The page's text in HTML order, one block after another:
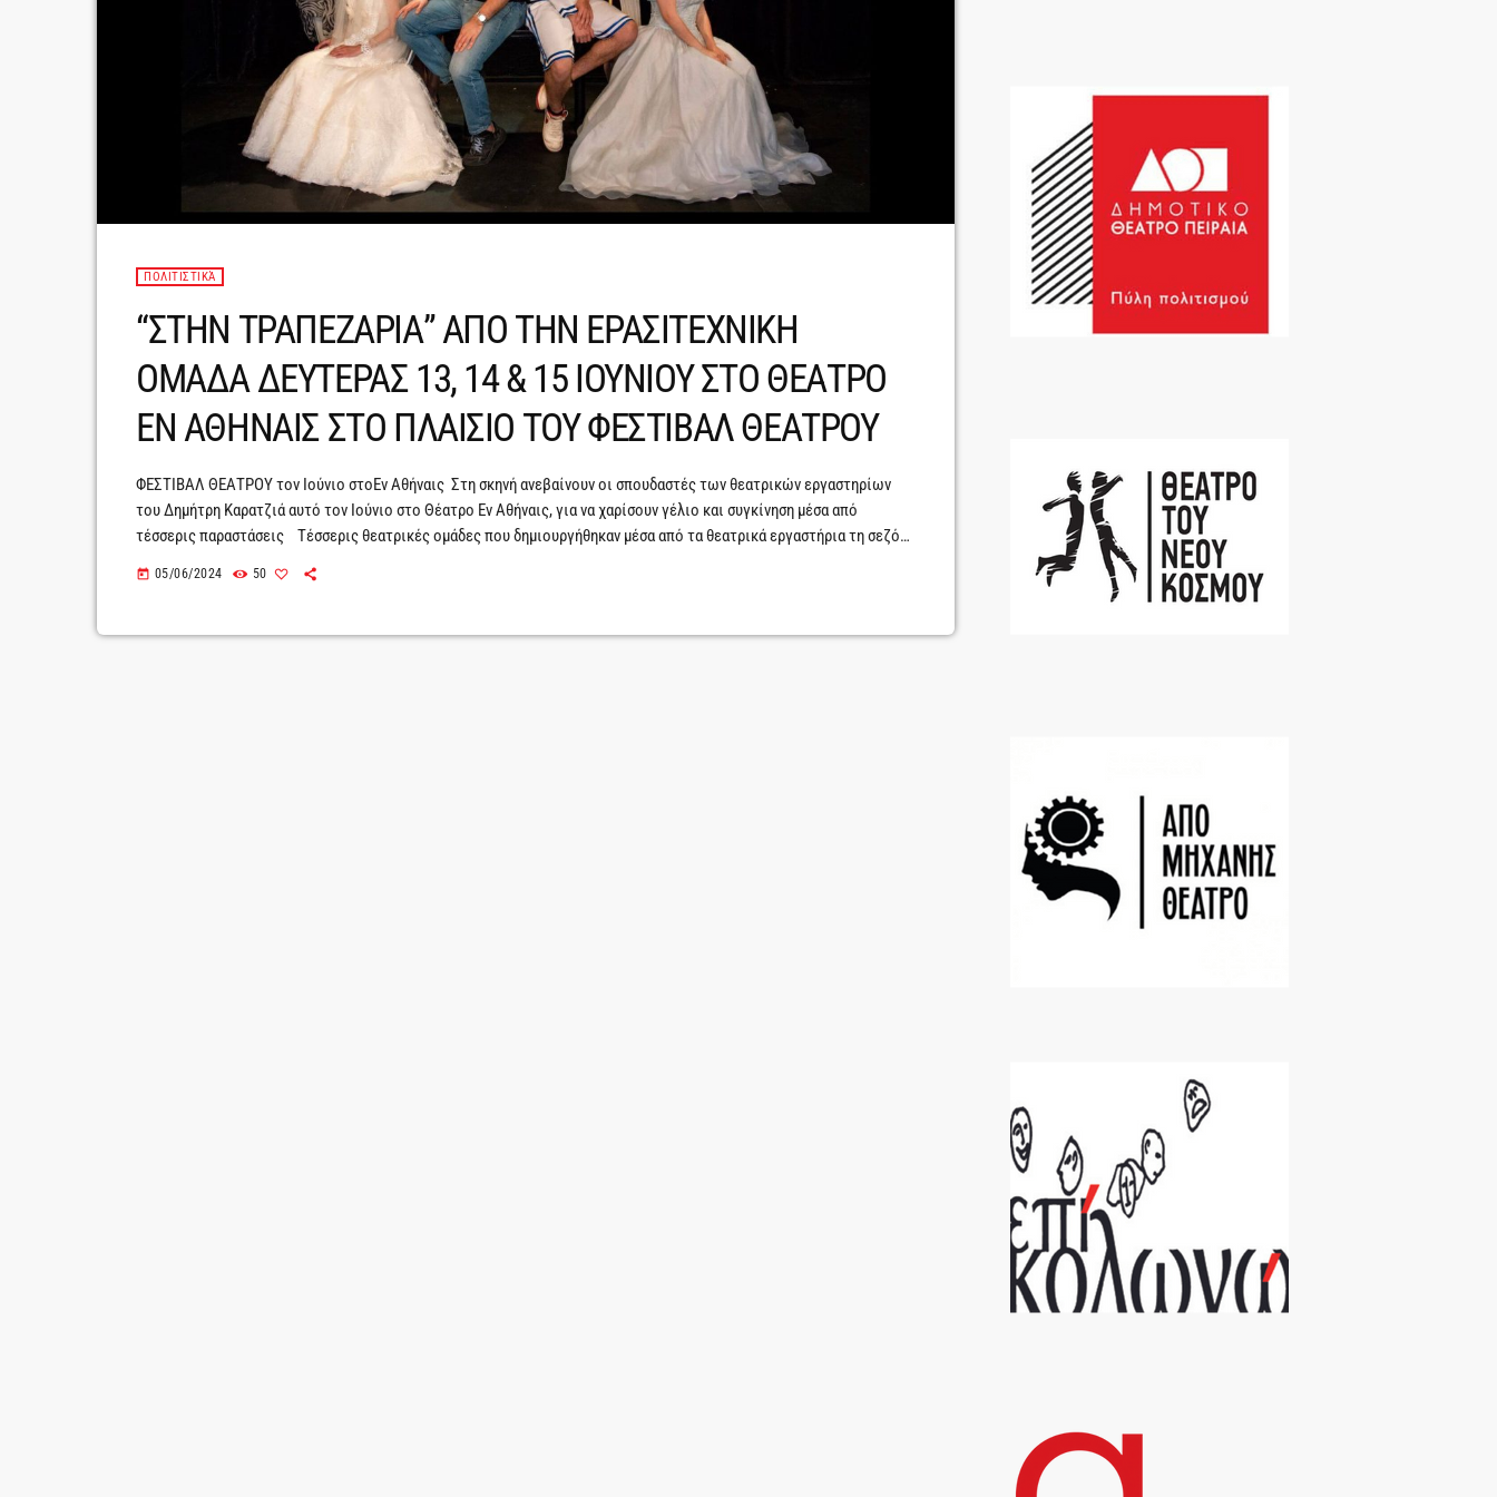
ΠΟΛΙΤΙΣΤΙΚΆ
“ΣΤΗΝ ΤΡΑΠΕΖΑΡΙΑ” ΑΠΟ ΤΗΝ ΕΡΑΣΙΤΕΧΝΙΚΗ
ΟΜΑΔΑ ΔΕΥΤΕΡΑΣ 13, 14 & 15 ΙΟΥΝΙΟΥ ΣΤΟ ΘΕΑΤΡΟ
ΕΝ ΑΘΗΝΑΙΣ ΣΤΟ ΠΛΑΙΣΙΟ ΤΟΥ ΦΕΣΤΙΒΑΛ ΘΕΑΤΡΟΥ
ΦΕΣΤΙΒΑΛ ΘΕΑΤΡΟΥ τον Ιούνιο στοΕν Αθήναις Στη σκηνή ανεβαίνουν οι σπουδαστές των θεατρικών εργαστηρίων
του Δημήτρη Καρατζιά αυτό τον Ιούνιο στο Θέατρο Εν Αθήναις, για να χαρίσουν γέλιο και συγκίνηση μέσα από
τέσσερις παραστάσεις Τέσσερις θεατρικές ομάδες που δημιουργήθηκαν μέσα από τα θεατρικά εργαστήρια τη σεζόν
Σερέφα, και το «Στην Τραπεζαρία» (βασισμένο στην Τραπεζαρία του Άλμπερτ […]
today 05/06/2024 50